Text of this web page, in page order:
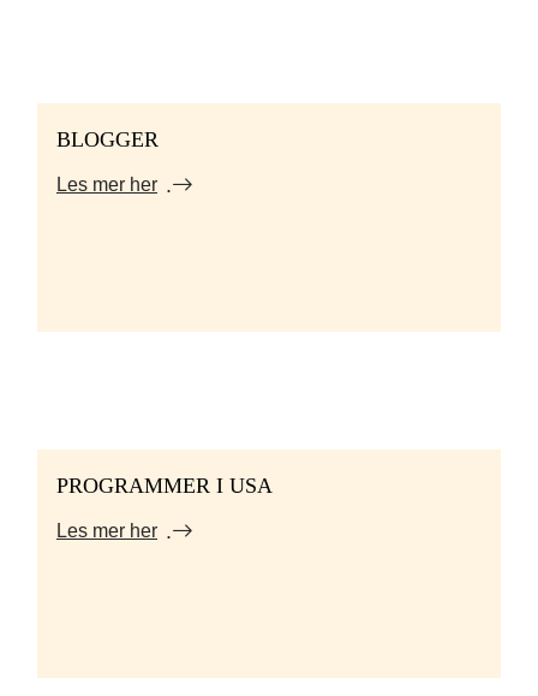
BLOGGER
Les mer her
PROGRAMMER I USA
Les mer her